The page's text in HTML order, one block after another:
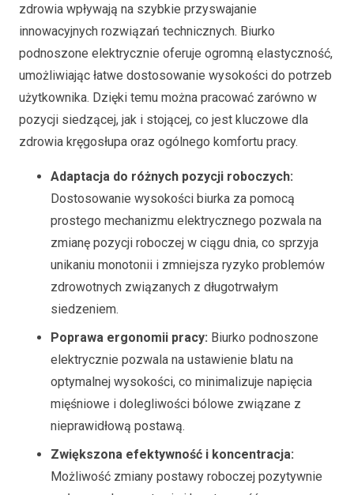
zdrowia wpływają na szybkie przyswajanie
innowacyjnych rozwiązań technicznych. Biurko
podnoszone elektrycznie oferuje ogromną elastyczność,
umożliwiając łatwe dostosowanie wysokości do potrzeb
użytkownika. Dzięki temu można pracować zarówno w
pozycji siedzącej, jak i stojącej, co jest kluczowe dla
zdrowia kręgosłupa oraz ogólnego komfortu pracy.
Adaptacja do różnych pozycji roboczych:
Dostosowanie wysokości biurka za pomocą
prostego mechanizmu elektrycznego pozwala na
zmianę pozycji roboczej w ciągu dnia, co sprzyja
unikaniu monotonii i zmniejsza ryzyko problemów
zdrowotnych związanych z długotrwałym
siedzeniem.
Poprawa ergonomii pracy: Biurko podnoszone
elektrycznie pozwala na ustawienie blatu na
optymalnej wysokości, co minimalizuje napięcia
mięśniowe i dolegliwości bólowe związane z
nieprawidłową postawą.
Zwiększona efektywność i koncentracja:
Możliwość zmiany postawy roboczej pozytywnie